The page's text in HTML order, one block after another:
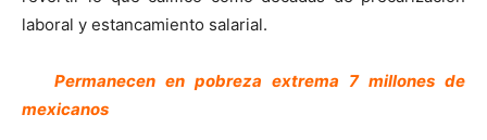
laboral y estancamiento salarial.
Permanecen en pobreza extrema 7 millones de
mexicanos